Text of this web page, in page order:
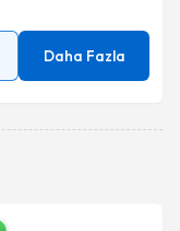
Daha Fazla